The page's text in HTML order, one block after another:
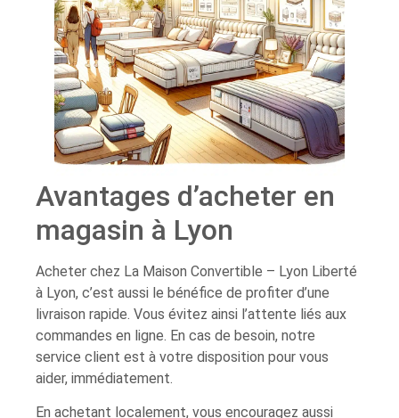
Avantages d’acheter en
magasin à Lyon
Acheter chez La Maison Convertible – Lyon Liberté
à Lyon, c’est aussi le bénéfice de profiter d’une
livraison rapide. Vous évitez ainsi l’attente liés aux
commandes en ligne. En cas de besoin, notre
service client est à votre disposition pour vous
aider, immédiatement.
En achetant localement, vous encouragez aussi